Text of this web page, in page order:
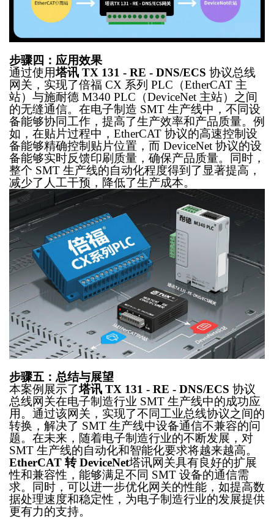
步骤四：应用效果
通过使用塔讯 TX 131 - RE - DNS/ECS 协议总线
网关，实现了倍福 CX 系列 PLC（EtherCAT 主
站）与施耐德 M340 PLC（DeviceNet 主站）之间
的无缝通信。在电子制造 SMT 生产线中，不同设
备能够协同工作，提高了生产效率和产品质量。例
如，在贴片过程中，EtherCAT 协议的高速控制设
备能够精确控制贴片位置，而 DeviceNet 协议的设
备能够实时反馈印刷质量，确保产品质量。同时，
整个 SMT 生产线的自动化程度得到了显著提高，
减少了人工干预，降低了生产成本。
步骤五：总结与展望
本案例展示了塔讯 TX 131 - RE - DNS/ECS 协议
总线网关在电子制造行业 SMT 生产线中的成功应
用。通过该网关，实现了不同工业总线协议之间的
转换，解决了 SMT 生产线中设备通信不兼容的问
题。在未来，随着电子制造行业的不断发展，对
SMT 生产线的自动化和智能化要求将越来越高。
EtherCAT 转 DeviceNet塔讯网关具有良好的扩展
性和兼容性，能够满足不同 SMT 设备的通信需
求。同时，可以进一步优化网关的性能，如提高数
据处理速度和稳定性，为电子制造行业的发展提供
更有力的支持。